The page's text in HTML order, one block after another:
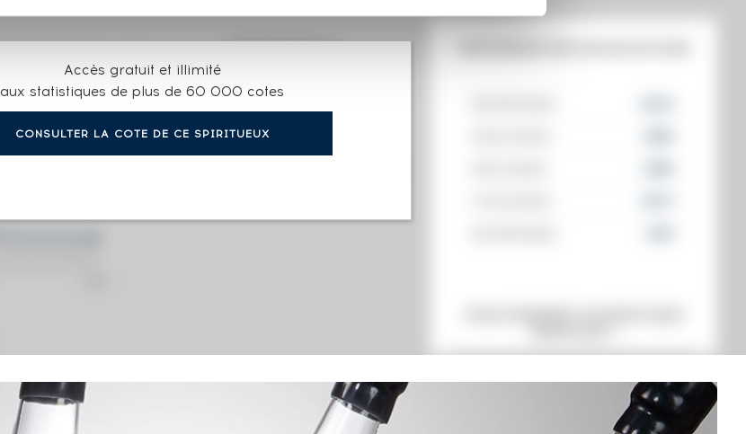
Accès gratuit et illimité
aux statistiques de plus de 60 000 cotes
CONSULTER LA COTE DE CE SPIRITUEUX
198